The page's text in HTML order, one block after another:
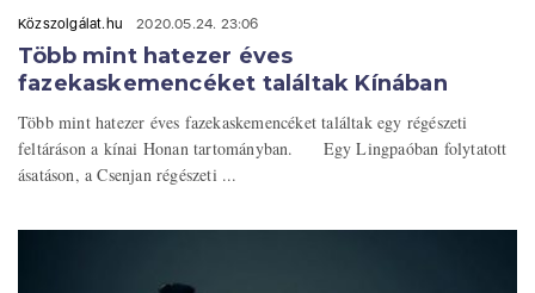
Közszolgálat.hu 2020.05.24. 23:06
Több mint hatezer éves
fazekaskemencéket találtak Kínában
Több mint hatezer éves fazekaskemencéket találtak egy régészeti
feltáráson a kínai Honan tartományban. Egy Lingpaóban folytatott
ásatáson, a Csenjan régészeti ...